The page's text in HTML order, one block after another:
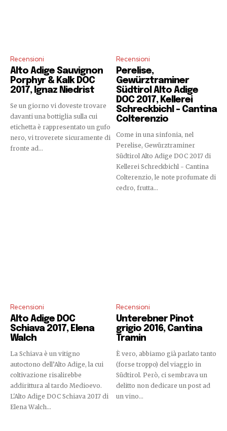
Recensioni
Alto Adige Sauvignon
Porphyr & Kalk DOC
2017, Ignaz Niedrist
Se un giorno vi doveste trovare
davanti una bottiglia sulla cui
etichetta è rappresentato un gufo
nero, vi troverete sicuramente di
fronte ad...
Recensioni
Perelise,
Gewürztraminer
Südtirol Alto Adige
DOC 2017, Kellerei
Schreckbichl – Cantina
Colterenzio
Come in una sinfonia, nel
Perelise, Gewürztraminer
Südtirol Alto Adige DOC 2017 di
Kellerei Schreckbichl - Cantina
Colterenzio, le note profumate di
cedro, frutta...
Recensioni
Alto Adige DOC
Schiava 2017, Elena
Walch
La Schiava è un vitigno
autoctono dell’Alto Adige, la cui
coltivazione risalirebbe
addirittura al tardo Medioevo.
L'Alto Adige DOC Schiava 2017 di
Elena Walch...
Recensioni
Unterebner Pinot
grigio 2016, Cantina
Tramin
È vero, abbiamo già parlato tanto
(forse troppo) del viaggio in
Südtirol. Però, ci sembrava un
delitto non dedicare un post ad
un vino...